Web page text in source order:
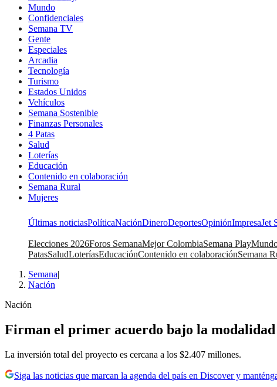
Mundo
Confidenciales
Semana TV
Gente
Especiales
Arcadia
Tecnología
Turismo
Estados Unidos
Vehículos
Semana Sostenible
Finanzas Personales
4 Patas
Salud
Loterías
Educación
Contenido en colaboración
Semana Rural
Mujeres
Últimas noticiasPolíticaNaciónDineroDeportesOpiniónImpresaJet
Elecciones 2026Foros SemanaMejor ColombiaSemana Play
PatasSaludLoteríasEducaciónContenido en colaboraciónSemana
Semana|
Nación
Nación
Firman el primer acuerdo bajo la
La inversión total del proyecto es cercana a los $2.407 millones.
Siga las noticias que marcan la agenda del país en Discover y